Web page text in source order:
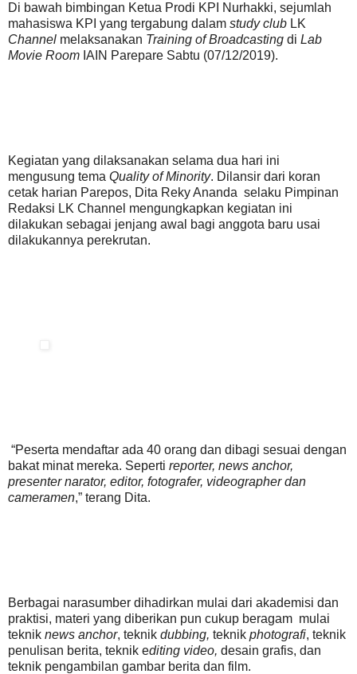
Di bawah bimbingan Ketua Prodi KPI Nurhakki, sejumlah
mahasiswa KPI yang tergabung dalam study club LK
Channel melaksanakan Training of Broadcasting di Lab
Movie Room IAIN Parepare Sabtu (07/12/2019).
Kegiatan yang dilaksanakan selama dua hari ini
mengusung tema Quality of Minority. Dilansir dari koran
cetak harian Parepos, Dita Reky Ananda selaku Pimpinan
Redaksi LK Channel mengungkapkan kegiatan ini
dilakukan sebagai jenjang awal bagi anggota baru usai
dilakukannya perekrutan.
“Peserta mendaftar ada 40 orang dan dibagi sesuai dengan
bakat minat mereka. Seperti reporter, news anchor,
presenter narator, editor, fotografer, videographer dan
cameramen,” terang Dita.
Berbagai narasumber dihadirkan mulai dari akademisi dan
praktisi, materi yang diberikan pun cukup beragam mulai
teknik news anchor, teknik dubbing, teknik photografi, teknik
penulisan berita, teknik editing video, desain grafis, dan
teknik pengambilan gambar berita dan film.